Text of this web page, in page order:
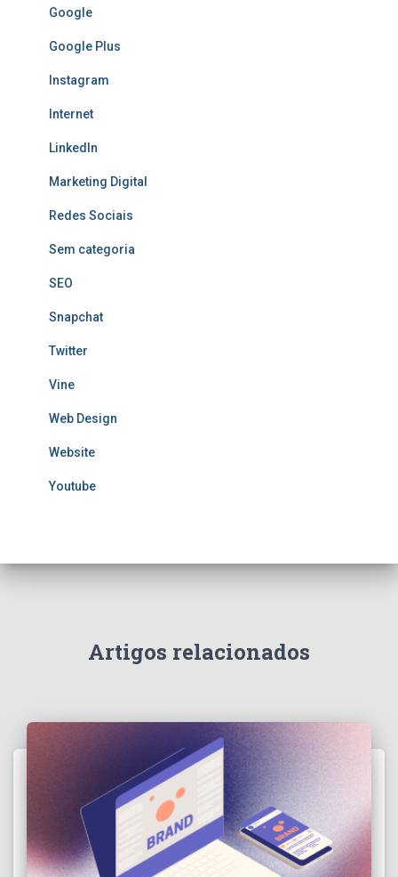
Google
Google Plus
Instagram
Internet
LinkedIn
Marketing Digital
Redes Sociais
Sem categoria
SEO
Snapchat
Twitter
Vine
Web Design
Website
Youtube
Artigos relacionados